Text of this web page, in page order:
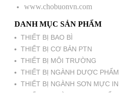
www.chobuonvn.com
DANH MỤC SẢN PHẨM
THIẾT BỊ BAO BÌ
THIẾT BỊ CƠ BẢN PTN
THIẾT BỊ MÔI TRƯỜNG
THIẾT BỊ NGÀNH DƯỢC PHẨM
THIẾT BỊ NGÀNH SƠN MỰC IN